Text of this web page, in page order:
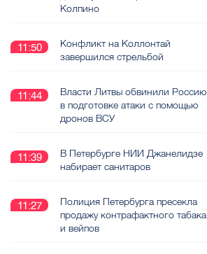
Колпино
11:50
Конфликт на Коллонтай
завершился стрельбой
11:44
Власти Литвы обвинили Россию
в подготовке атаки с помощью
дронов ВСУ
11:39
В Петербурге НИИ Джанелидзе
набирает санитаров
11:27
Полиция Петербурга пресекла
продажу контрафактного табака
и вейпов